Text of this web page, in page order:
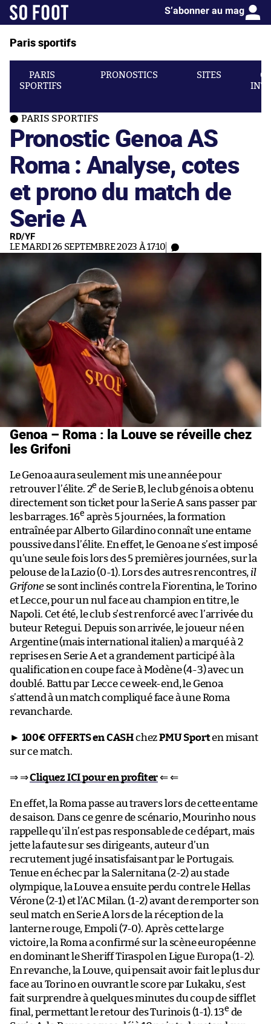
S’abonner au mag
Paris sportifs
PARIS
SPORTIFS
PRONOSTICS SITES
PARIS SPORTIFS
Pronostic Genoa AS
Roma : Analyse, cotes
et prono du match de
Serie A
RD/YF
LE MARDI 26 SEPTEMBRE 2023 À 17:10
Genoa – Roma : la Louve se réveille chez
les Grifoni
Le Genoa aura seulement mis une année pour
retrouver l’élite. 2e de Serie B, le club génois a obtenu
directement son ticket pour la Serie A sans passer par
les barrages. 16e après 5 journées, la formation
entraînée par Alberto Gilardino connaît une entame
poussive dans l’élite. En effet, le Genoa ne s’est imposé
qu’une seule fois lors des 5 premières journées, sur la
pelouse de la Lazio (0-1). Lors des autres rencontres, il
Grifonese sont inclinés contre la Fiorentina, le Torino
et Lecce, pour un nul face au champion en titre, le
Napoli. Cet été, le club s’est renforcé avec l’arrivée du
buteur Retegui. Depuis son arrivée, le joueur né en
Argentine (mais international italien) a marqué à 2
reprises en Serie A et a grandement participé à la
qualification en coupe face à Modène (4-3) avec un
doublé. Battu par Lecce ce week-end, le Genoa
s’attend à un match compliqué face à une Roma
revancharde.
► 100€ OFFERTS en CASHchezPMU Sporten misant
sur ce match.
⇒ ⇒Cliquez ICI pour en profiter⇐ ⇐
En effet, la Roma passe au travers lors de cette entame
de saison. Dans ce genre de scénario, Mourinho nous
rappelle qu’il n’est pas responsable de ce départ, mais
jette la faute sur ses dirigeants, auteur d’un
recrutement jugé insatisfaisant par le Portugais.
Tenue en échec par la Salernitana (2-2) au stade
olympique, la Louve a ensuite perdu contre le Hellas
Vérone (2-1) et l’AC Milan. (1-2) avant de remporter son
seul match en Serie A lors de la réception de la
lanterne rouge, Empoli (7-0). Après cette large
victoire, la Roma a confirmé sur la scène européenne
en dominant le Sheriff Tiraspol en Ligue Europa (1-2).
En revanche, la Louve, qui pensait avoir fait le plus dur
face au Torino en ouvrant le score par Lukaku, s’est
fait surprendre à quelques minutes du coup de sifflet
final, permettant le retour des Turinois (1-1). 13e de